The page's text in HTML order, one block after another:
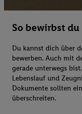
So bewirbst
Du kannst dich über
bewerben. Auch mit
gerade unterwegs
Lebenslauf und
Dokumente sollten
überschreiten.